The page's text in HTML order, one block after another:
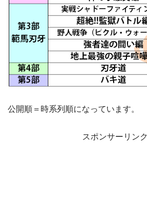
公開順＝時系列順になっています。
スポンサーリンク